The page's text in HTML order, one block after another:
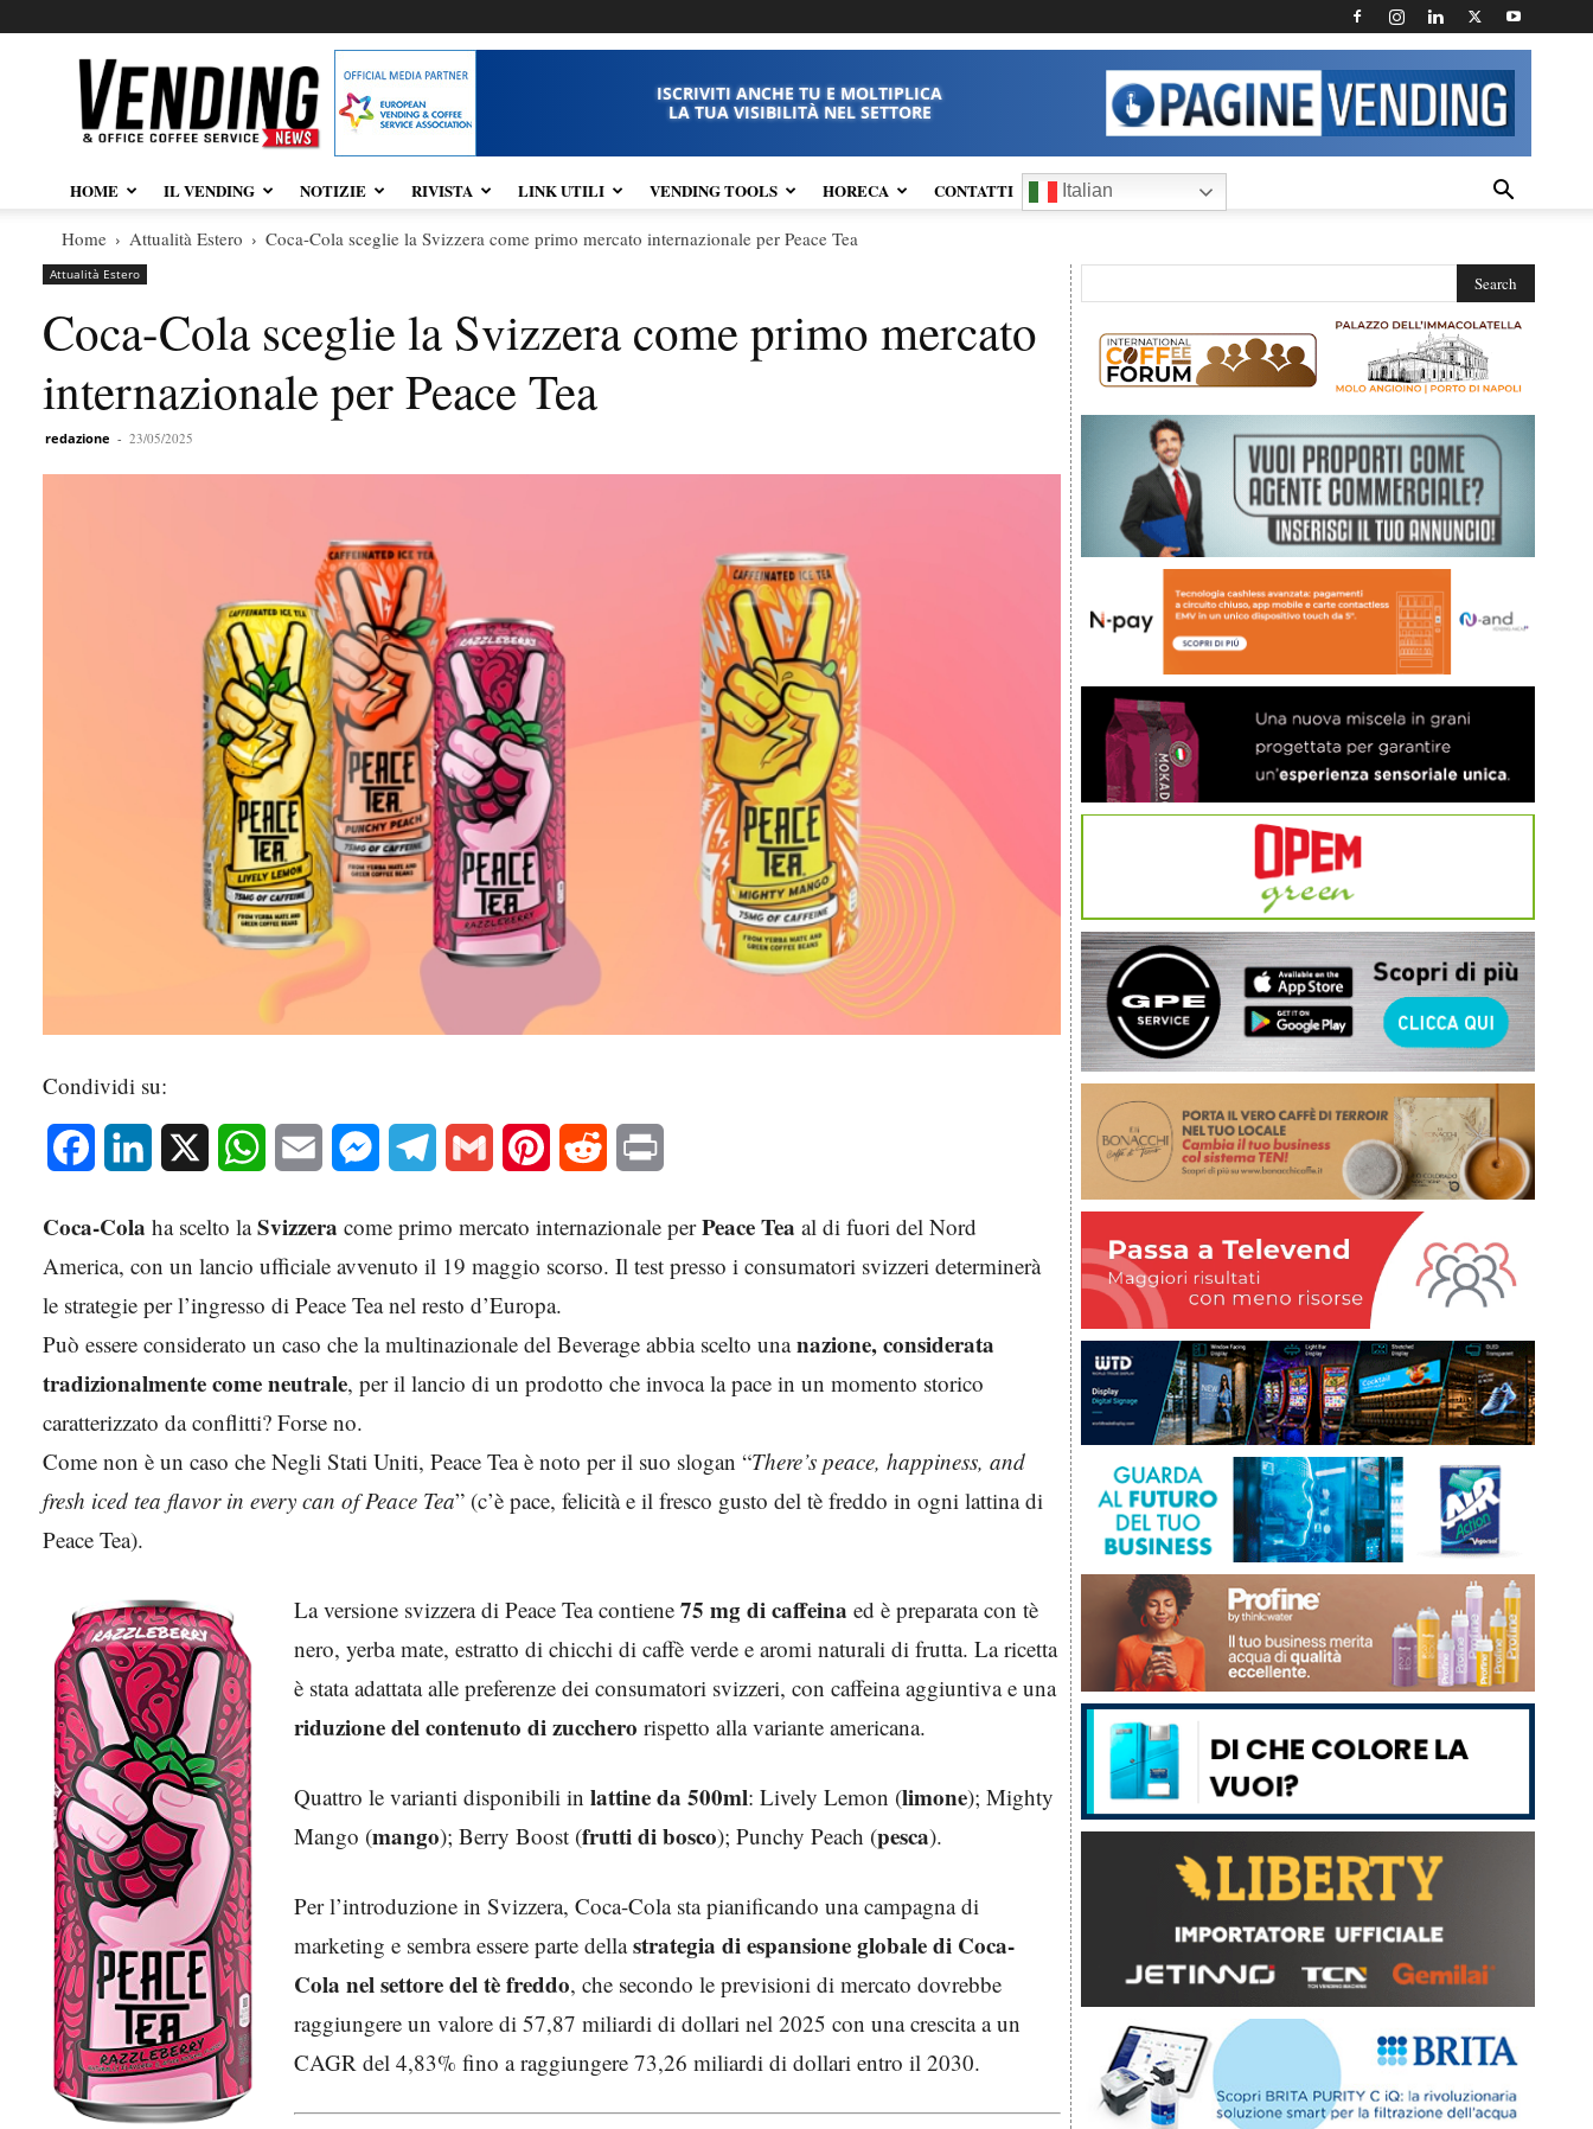
Vendingnews.it
ISCRIVITI ANCHE TU E MOLTIPLICA
LA TUA VISIBILITÀ NEL SETTORE
HOME IL VENDING NOTIZIE RIVISTA LINK UTILI VENDING TOOLS HORECA CONTATTI Italian
Home Attualità Estero Coca-Cola sceglie la Svizzera come primo mercato internazionale per Peace Tea
Attualità Estero
Coca-Cola sceglie la Svizzera come primo mercato
internazionale per Peace Tea
redazione - 23/05/2025
Condividi su:
Facebook LinkedIn WhatsAppEmail MessengerTelegram Gmail Pinterest Reddit
Coca-Cola ha scelto laSvizzera come primo mercato internazionale perPeace Tea al di fuori del Nord
America, con un lancio ufficiale avvenuto il 19 maggio scorso. Il test presso i consumatori svizzeri determinerà
le strategie per l’ingresso di Peace Tea nel resto d’Europa.
Può essere considerato un caso che la multinazionale del Beverage abbia scelto unanazione, considerata
tradizionalmente come neutrale, per il lancio di un prodotto che invoca la pace in un momento storico
caratterizzato da conflitti? Forse no.
Come non è un caso che Negli Stati Uniti, Peace Tea è noto per il suo slogan “There’s peace, happiness, and
fresh iced tea flavor in every can of Peace Tea” (c’è pace, felicità e il fresco gusto del tè freddo in ogni lattina di
Peace Tea).
La versione svizzera di Peace Tea contiene 75 mg di caffeina ed è preparata con tè
nero, yerba mate, estratto di chicchi di caffè verde e aromi naturali di frutta. La ricetta
è stata adattata alle preferenze dei consumatori svizzeri, con caffeina aggiuntiva e una
riduzione del contenuto di zucchero rispetto alla variante americana.
Quattro le varianti disponibili in lattine da 500ml: Lively Lemon (limone); Mighty
Mango (mango); Berry Boost (frutti di bosco); Punchy Peach (pesca).
Per l’introduzione in Svizzera, Coca-Cola sta pianificando una campagna di
marketing e sembra essere parte dellastrategia di espansione globale di Coca-
Cola nel settore del tè freddo, che secondo le previsioni di mercato dovrebbe
raggiungere un valore di 57,87 miliardi di dollari nel 2025 con una crescita a un
CAGR del 4,83% fino a raggiungere 73,26 miliardi di dollari entro il 2030.